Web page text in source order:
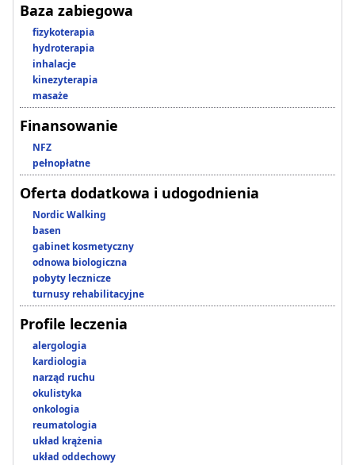
Baza zabiegowa
fizykoterapia
hydroterapia
inhalacje
kinezyterapia
masaże
Finansowanie
NFZ
pełnopłatne
Oferta dodatkowa i udogodnienia
Nordic Walking
basen
gabinet kosmetyczny
odnowa biologiczna
pobyty lecznicze
turnusy rehabilitacyjne
Profile leczenia
alergologia
kardiologia
narząd ruchu
okulistyka
onkologia
reumatologia
układ krążenia
układ oddechowy